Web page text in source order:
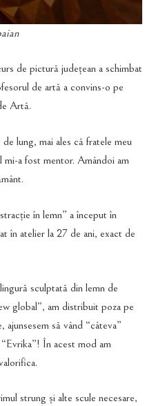
de pictură județean a schimbat
de artă a convins-o pe
Artă.
lung, mai ales că fratele meu
mi-a fost mentor. Amândoi am
în lemn” a început în
în atelier la 27 de ani, exact de
sculptată din lemn de
global”, am distribuit poza pe
să vând “câteva”
În acest mod am
strung și alte scule necesare,